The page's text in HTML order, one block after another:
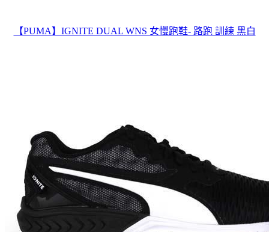
【PUMA】IGNITE DUAL WNS 女慢跑鞋- 路跑 訓練 黑白